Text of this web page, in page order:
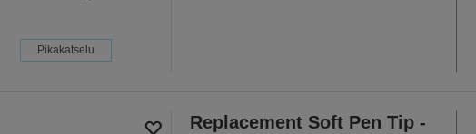
Pikakatselu
Replacement Soft Pen Tip -